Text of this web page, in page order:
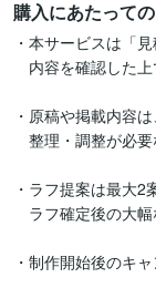
購入にあたって
・本サービスは「
内容を確認した上
・原稿や掲載内容
整理・調整が必要
・ラフ提案は最大2
ラフ確定後の大幅
・制作開始後のキ